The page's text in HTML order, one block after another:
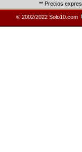
** Precios
© 2002/2022 Solo10.com